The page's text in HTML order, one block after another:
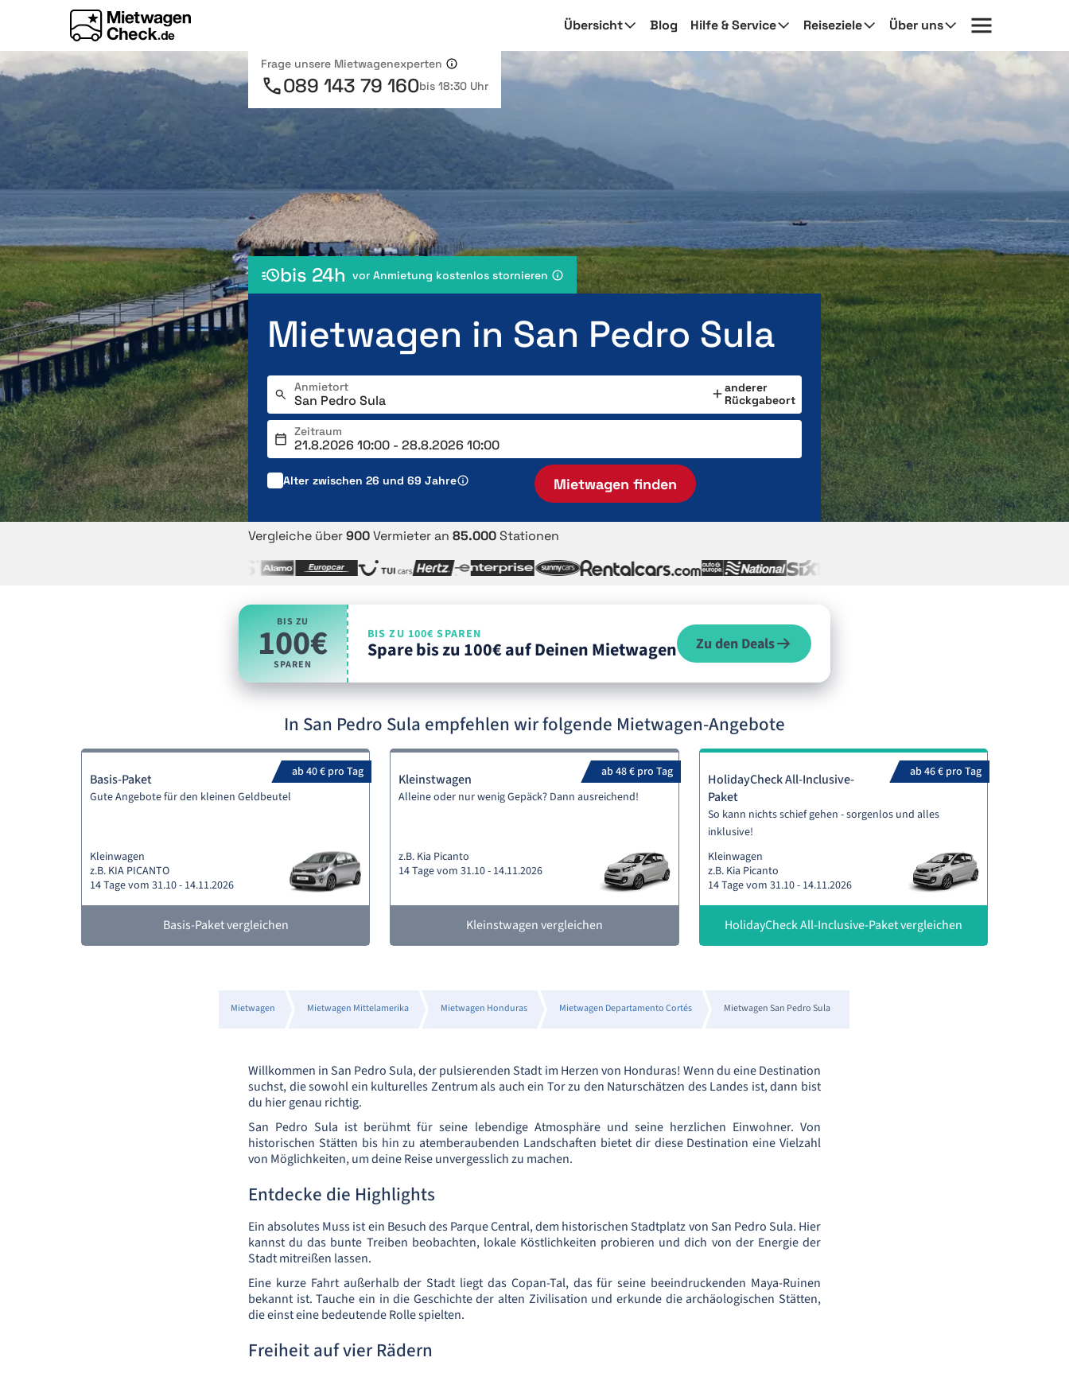
Übersicht Blog Hilfe & Service Reiseziele Über uns
Frage unsere Mietwagenexperten
089 143 79 160bis 18:30 Uhr
bis 24h vor Anmietung kostenlos stornieren
Mietwagen in San Pedro Sula
Anmietort
anderer
Rückgabeort
Zeitraum
Alter zwischen 26 und 69 Jahre Mietwagen finden
Vergleiche über900Vermieter an 85.000Stationen
BIS ZU
100€
SPAREN
BIS ZU 100€ SPAREN
Spare bis zu 100€ auf Deinen Mietwagen Zu den Deals
In San Pedro Sula empfehlen wir folgende Mietwagen-Angebote
ab 40 € pro Tag
Basis-Paket
Gute Angebote für den kleinen Geldbeutel
Kleinwagen
z.B. KIA PICANTO
14 Tage vom 31.10 - 14.11.2026
Basis-Paket vergleichen
ab 48 € pro Tag
Kleinstwagen
Alleine oder nur wenig Gepäck? Dann ausreichend!
z.B. Kia Picanto
14 Tage vom 31.10 - 14.11.2026
Kleinstwagen vergleichen
ab 46 € pro Tag
HolidayCheck All-Inclusive-
Paket
So kann nichts schief gehen - sorgenlos und alles
inklusive!
Kleinwagen
z.B. Kia Picanto
14 Tage vom 31.10 - 14.11.2026
HolidayCheck All-Inclusive-Paket vergleichen
Mietwagen Mietwagen Mittelamerika Mietwagen Honduras Mietwagen Departamento Cortés Mietwagen San Pedro Sula
Willkommen in San Pedro Sula, der pulsierenden Stadt im Herzen von Honduras! Wenn du eine Destination
suchst, die sowohl ein kulturelles Zentrum als auch ein Tor zu den Naturschätzen des Landes ist, dann bist
du hier genau richtig.
San Pedro Sula ist berühmt für seine lebendige Atmosphäre und seine herzlichen Einwohner. Von
historischen Stätten bis hin zu atemberaubenden Landschaften bietet dir diese Destination eine Vielzahl
von Möglichkeiten, um deine Reise unvergesslich zu machen.
Entdecke die Highlights
Ein absolutes Muss ist ein Besuch des Parque Central, dem historischen Stadtplatz von San Pedro Sula. Hier
kannst du das bunte Treiben beobachten, lokale Köstlichkeiten probieren und dich von der Energie der
Stadt mitreißen lassen.
Eine kurze Fahrt außerhalb der Stadt liegt das Copan-Tal, das für seine beeindruckenden Maya-Ruinen
bekannt ist. Tauche ein in die Geschichte der alten Zivilisation und erkunde die archäologischen Stätten,
die einst eine bedeutende Rolle spielten.
Freiheit auf vier Rädern